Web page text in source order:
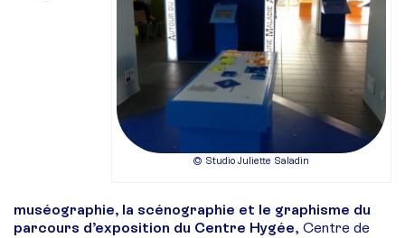
© Studio Juliette Saladin
muséographie, la scénographie et le graphisme du
parcours d’exposition du Centre Hygée, Centre de